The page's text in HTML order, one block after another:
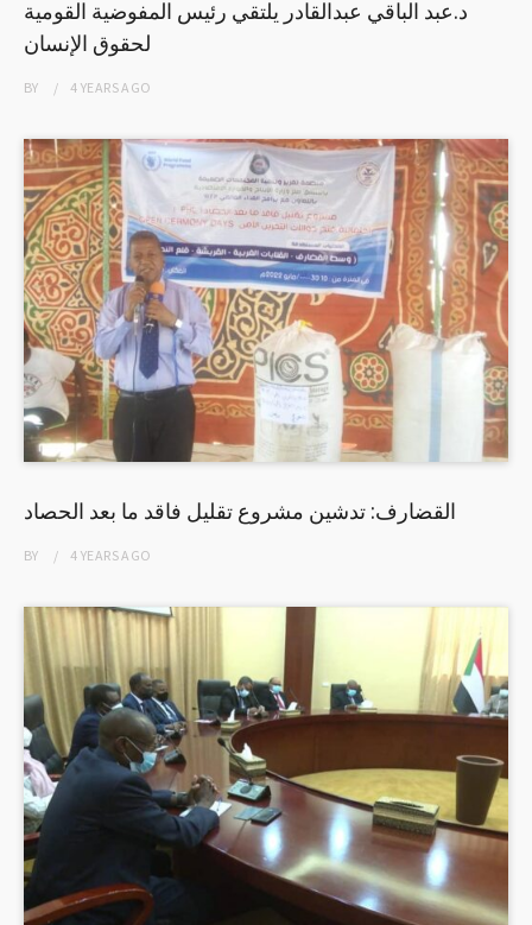
د.عبد الباقي عبدالقادر يلتقي رئيس المفوضية القومية
لحقوق الإنسان
BY 4 YEARSAGO
القضارف: تدشين مشروع تقليل فاقد ما بعد الحصاد
BY 4 YEARSAGO